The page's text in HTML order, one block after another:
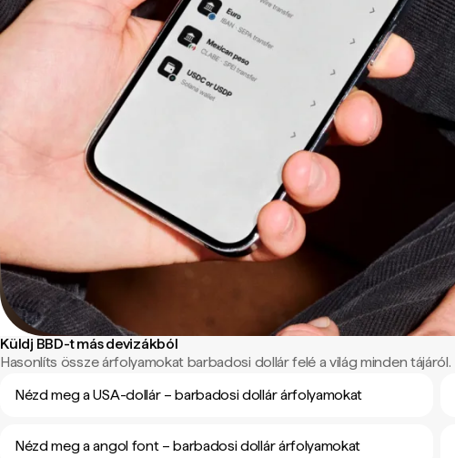
Küldj BBD-t más devizákból
Hasonlíts össze árfolyamokat barbadosi dollár felé a világ minden tájáról.
Nézd meg a USA-dollár – barbadosi dollár árfolyamokat
Nézd meg a angol font – barbadosi dollár árfolyamokat